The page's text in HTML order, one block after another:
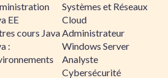
EE
cours Java
:
Systèmes et Réseaux
Cloud
Administrateur
Windows Server
Analyste
Cybersécurité